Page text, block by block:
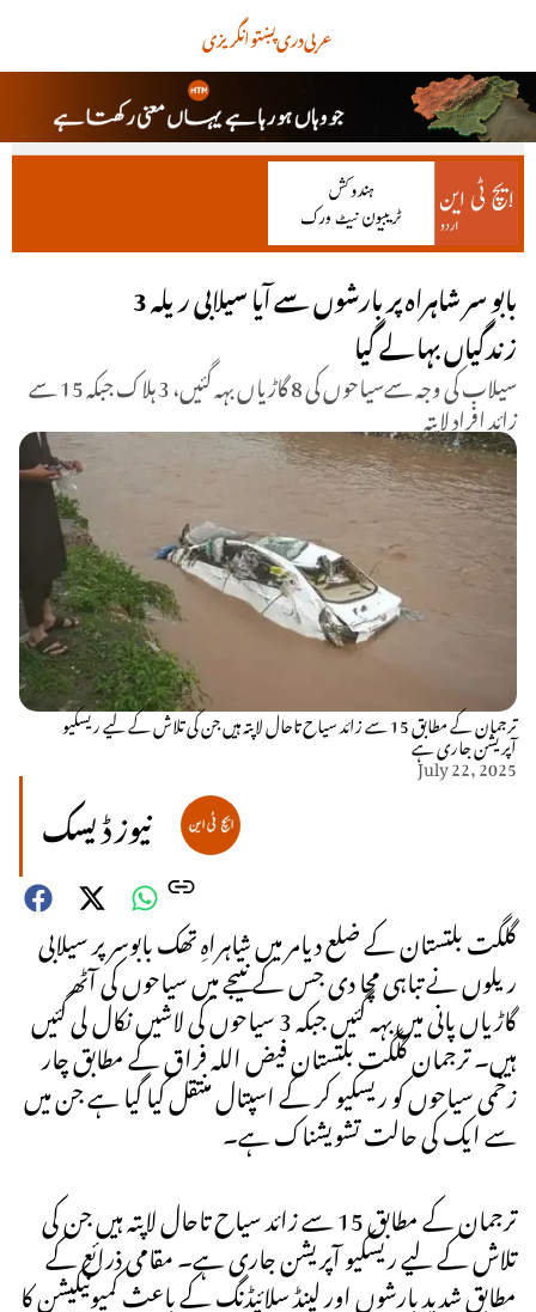
انگریزیپښتودریعربی
بابو سر شاہراہ پر بارشوں سے آیا سیلابی ریلہ 3
زندگیاں بہا لے گیا
سیلاب کی وجہ سےسیاحوں کی 8 گاڑیاں بہہ گئیں، 3 ہلاک جبکہ 15 سے
زائد افراد لاپتہ
ترجمان کے مطابق 15 سے زائد سیاح تاحال لاپتہ ہیں جن کی تلاش کے لیے ریسکیو
آپریشن جاری ہے
July 22, 2025
نیوز ڈیسک
گلگت بلتستان کے ضلع دیامر میں شاہراہِ تھک بابوسر پر سیلابی
ریلوں نے تباہی مچا دی جس کے نتیجے میں سیاحوں کی آٹھ
گاڑیاں پانی میں بہہ گئیں جبکہ 3 سیاحوں کی لاشیں نکال لی گئیں
ہیں۔ ترجمان گلگت بلتستان فیض اللہ فراق کے مطابق چار
زخمی سیاحوں کو ریسکیو کر کے اسپتال منتقل کیا گیا ہے جن میں
سے ایک کی حالت تشویشناک ہے۔
ترجمان کے مطابق 15 سے زائد سیاح تاحال لاپتہ ہیں جن کی
تلاش کے لیے ریسکیو آپریشن جاری ہے۔ مقامی ذرائع کے
مطابق شدید بارشوں اور لینڈ سلائیڈنگ کے باعث کمیونیکیشن کا